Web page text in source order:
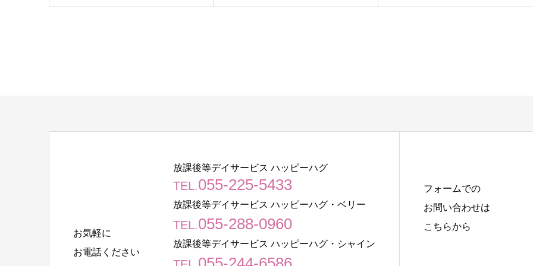
お気軽に
お電話ください
放課後等デイサービス ハッピーハグ
TEL.055-225-5433
放課後等デイサービス ハッピーハグ・ベリー
TEL.055-288-0960
放課後等デイサービス ハッピーハグ・シャイン
フォームでの
お問い合わせは
こちらから